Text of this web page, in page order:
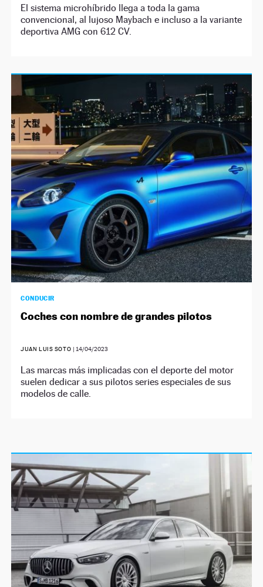
El sistema microhíbrido llega a toda la gama
convencional, al lujoso Maybach e incluso a la variante
deportiva AMG con 612 CV.
CONDUCIR
Coches con nombre de grandes pilotos
JUAN LUIS SOTO | 14/04/2023
Las marcas más implicadas con el deporte del motor
suelen dedicar a sus pilotos series especiales de sus
modelos de calle.